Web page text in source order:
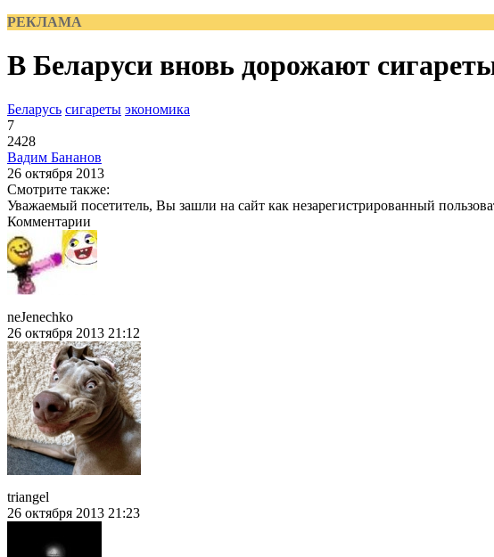
РЕКЛАМА
В Беларуси вновь дорожают
Беларусь сигареты экономика
7
2428
Вадим Бананов
26 октября 2013
Смотрите также:
Уважаемый посетитель, Вы зашли на сайт как незарегистрированный
Комментарии
neJenechko
26 октября 2013 21:12
triangel
26 октября 2013 21:23